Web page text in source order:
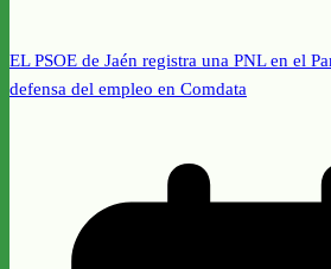
EL PSOE de Jaén registra una PNL en el
defensa del empleo en Comdata